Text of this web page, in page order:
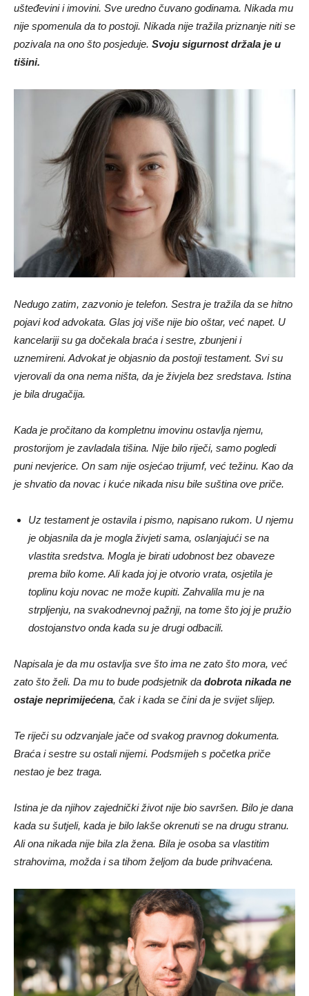
ušteđevini i imovini. Sve uredno čuvano godinama. Nikada mu
nije spomenula da to postoji. Nikada nije tražila priznanje niti se
pozivala na ono što posjeduje. Svoju sigurnost držala je u
tišini.
Nedugo zatim, zazvonio je telefon. Sestra je tražila da se hitno
pojavi kod advokata. Glas joj više nije bio oštar, već napet. U
kancelariji su ga dočekala braća i sestre, zbunjeni i
uznemireni. Advokat je objasnio da postoji testament. Svi su
vjerovali da ona nema ništa, da je živjela bez sredstava. Istina
je bila drugačija.
Kada je pročitano da kompletnu imovinu ostavlja njemu,
prostorijom je zavladala tišina. Nije bilo riječi, samo pogledi
puni nevjerice. On sam nije osjećao trijumf, već težinu. Kao da
je shvatio da novac i kuće nikada nisu bile suština ove priče.
Uz testament je ostavila i pismo, napisano rukom. U njemu
je objasnila da je mogla živjeti sama, oslanjajući se na
vlastita sredstva. Mogla je birati udobnost bez obaveze
prema bilo kome. Ali kada joj je otvorio vrata, osjetila je
toplinu koju novac ne može kupiti. Zahvalila mu je na
strpljenju, na svakodnevnoj pažnji, na tome što joj je pružio
dostojanstvo onda kada su je drugi odbacili.
Napisala je da mu ostavlja sve što ima ne zato što mora, već
zato što želi. Da mu to bude podsjetnik da dobrota nikada ne
ostaje neprimijećena, čak i kada se čini da je svijet slijep.
Te riječi su odzvanjale jače od svakog pravnog dokumenta.
Braća i sestre su ostali nijemi. Podsmijeh s početka priče
nestao je bez traga.
Istina je da njihov zajednički život nije bio savršen. Bilo je dana
kada su šutjeli, kada je bilo lakše okrenuti se na drugu stranu.
Ali ona nikada nije bila zla žena. Bila je osoba sa vlastitim
strahovima, možda i sa tihom željom da bude prihvaćena.